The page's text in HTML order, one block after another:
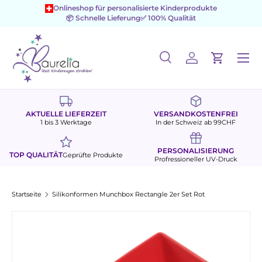
Direkt zum Inhalt
Onlineshop für personalisierte Kinderprodukte
📦 Schnelle Lieferung✅ 100% Qualität
Suchen
SucheEinloggen
Menü
AKTUELLE LIEFERZEIT
1 bis 3 Werktage
VERSANDKOSTENFREI
In der Schweiz ab 99CHF
TOP QUALITÄTGeprüfte Produkte PERSONALISIERUNG
Profressioneller UV-Druck
Startseite Silikonformen Munchbox Rectangle 2er Set Rot